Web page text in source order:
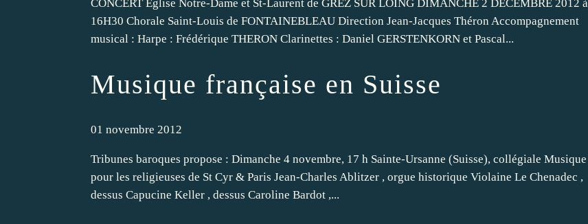
CONCERT Eglise Notre-Dame et St-Laurent de GREZ SUR LOING DIMANCHE 2 DECEMBRE 2012 à
16H30 Chorale Saint-Louis de FONTAINEBLEAU Direction Jean-Jacques Théron Accompagnement
musical : Harpe : Frédérique THERON Clarinettes : Daniel GERSTENKORN et Pascal...
Musique française en Suisse
01 novembre 2012
Tribunes baroques propose : Dimanche 4 novembre, 17 h Sainte-Ursanne (Suisse), collégiale Musique
pour les religieuses de St Cyr & Paris Jean-Charles Ablitzer , orgue historique Violaine Le Chenadec ,
dessus Capucine Keller , dessus Caroline Bardot ,...